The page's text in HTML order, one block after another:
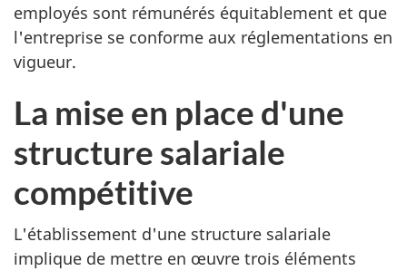
employés sont rémunérés équitablement et que
l'entreprise se conforme aux réglementations en
vigueur.
La mise en place d'une
structure salariale
compétitive
L'établissement d'une structure salariale
implique de mettre en œuvre trois éléments